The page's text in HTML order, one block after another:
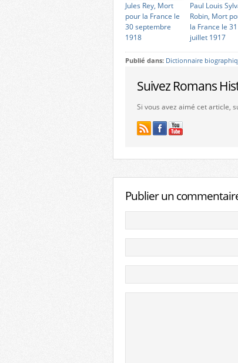
Jules Rey, Mort
pour la France le
30 septembre
1918
Paul Louis
Robin, Mort
la France le 31
juillet 1917
Publié dans: Dictionnaire
Suivez Romans
Si vous avez aimé cet article,
Publier un